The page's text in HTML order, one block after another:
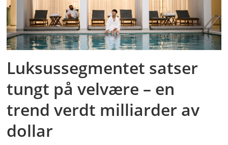
Luksussegmentet satser
tungt på velvære – en
trend verdt milliarder av
dollar